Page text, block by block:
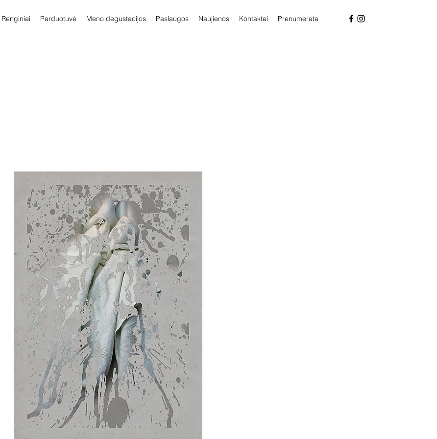
Renginiai Parduotuvė Meno degustacijos Paslaugos Naujienos Kontaktai Prenumerata